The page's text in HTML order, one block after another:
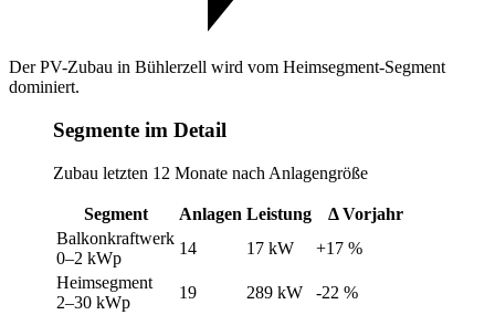
Der PV-Zubau in Bühlerzell wird vom Heimsegment-Segment
dominiert.
Segmente im Detail
Zubau letzten 12 Monate nach Anlagengröße
Segment Anlagen Leistung
Δ Vorjahr
Balkonkraftwerk
0–2 kWp
14 17 kW
+17 %
Heimsegment
2–30 kWp
19 289 kW
-22 %